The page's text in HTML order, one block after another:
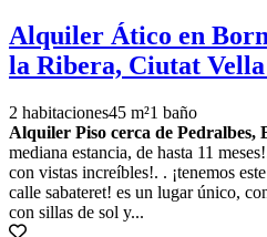
Alquiler Ático en
la Ribera, Ciutat
2 habitaciones45 m²1 baño
Alquiler Piso cerca de Pedralbes,
mediana estancia, de hasta 11
con vistas increíbles!. . ¡tenemos
calle sabateret! es un lugar único,
con sillas de sol y...